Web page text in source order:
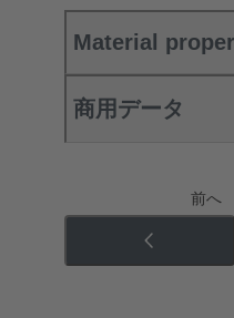
Material
商用データ
前へ